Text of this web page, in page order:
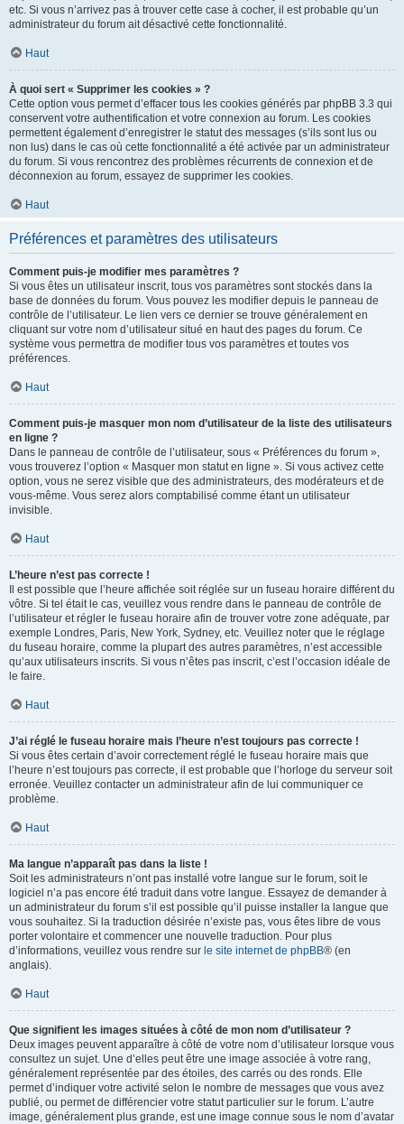
etc. Si vous n’arrivez pas à trouver cette case à cocher, il est probable qu’un
administrateur du forum ait désactivé cette fonctionnalité.
Haut
À quoi sert « Supprimer les cookies » ?
Cette option vous permet d’effacer tous les cookies générés par phpBB 3.3 qui
conservent votre authentification et votre connexion au forum. Les cookies
permettent également d’enregistrer le statut des messages (s’ils sont lus ou
non lus) dans le cas où cette fonctionnalité a été activée par un administrateur
du forum. Si vous rencontrez des problèmes récurrents de connexion et de
déconnexion au forum, essayez de supprimer les cookies.
Haut
Préférences et paramètres des utilisateurs
Comment puis-je modifier mes paramètres ?
Si vous êtes un utilisateur inscrit, tous vos paramètres sont stockés dans la
base de données du forum. Vous pouvez les modifier depuis le panneau de
contrôle de l’utilisateur. Le lien vers ce dernier se trouve généralement en
cliquant sur votre nom d’utilisateur situé en haut des pages du forum. Ce
système vous permettra de modifier tous vos paramètres et toutes vos
préférences.
Haut
Comment puis-je masquer mon nom d’utilisateur de la liste des utilisateurs
en ligne ?
Dans le panneau de contrôle de l’utilisateur, sous « Préférences du forum »,
vous trouverez l’option « Masquer mon statut en ligne ». Si vous activez cette
option, vous ne serez visible que des administrateurs, des modérateurs et de
vous-même. Vous serez alors comptabilisé comme étant un utilisateur
invisible.
Haut
L’heure n’est pas correcte !
Il est possible que l’heure affichée soit réglée sur un fuseau horaire différent du
vôtre. Si tel était le cas, veuillez vous rendre dans le panneau de contrôle de
l’utilisateur et régler le fuseau horaire afin de trouver votre zone adéquate, par
exemple Londres, Paris, New York, Sydney, etc. Veuillez noter que le réglage
du fuseau horaire, comme la plupart des autres paramètres, n’est accessible
qu’aux utilisateurs inscrits. Si vous n’êtes pas inscrit, c’est l’occasion idéale de
le faire.
Haut
J’ai réglé le fuseau horaire mais l’heure n’est toujours pas correcte !
Si vous êtes certain d’avoir correctement réglé le fuseau horaire mais que
l’heure n’est toujours pas correcte, il est probable que l’horloge du serveur soit
erronée. Veuillez contacter un administrateur afin de lui communiquer ce
problème.
Haut
Ma langue n’apparaît pas dans la liste !
Soit les administrateurs n’ont pas installé votre langue sur le forum, soit le
logiciel n’a pas encore été traduit dans votre langue. Essayez de demander à
un administrateur du forum s’il est possible qu’il puisse installer la langue que
vous souhaitez. Si la traduction désirée n’existe pas, vous êtes libre de vous
porter volontaire et commencer une nouvelle traduction. Pour plus
d’informations, veuillez vous rendre sur le site internet de phpBB® (en
anglais).
Haut
Que signifient les images situées à côté de mon nom d’utilisateur ?
Deux images peuvent apparaître à côté de votre nom d’utilisateur lorsque vous
consultez un sujet. Une d’elles peut être une image associée à votre rang,
généralement représentée par des étoiles, des carrés ou des ronds. Elle
permet d’indiquer votre activité selon le nombre de messages que vous avez
publié, ou permet de différencier votre statut particulier sur le forum. L’autre
image, généralement plus grande, est une image connue sous le nom d’avatar